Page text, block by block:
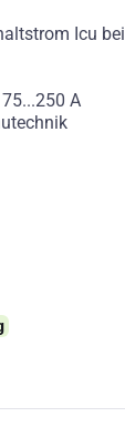
Icu bei
A